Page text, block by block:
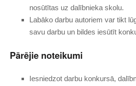
nosūtītas uz dalībnieka skolu.
Labāko darbu autoriem var tikt
savu darbu un bildes iesūtīt
Pārējie noteikumi
Iesniedzot darbu konkursā,